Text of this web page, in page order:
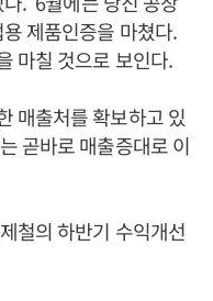
제품인증을 마쳤다.
마칠 것으로 보인다.
매출처를 확보하고 있
곧바로 매출증대로 이
철의 하반기 수익개선